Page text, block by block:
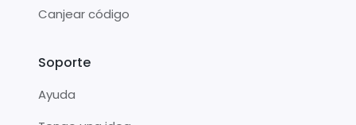
Canjear código
Soporte
Ayuda